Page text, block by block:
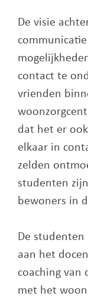
De visie
contact te
vrienden
dat het er
elkaar in
zelden
studenten
bewoners in
De studenten
aan het
coaching van
met het